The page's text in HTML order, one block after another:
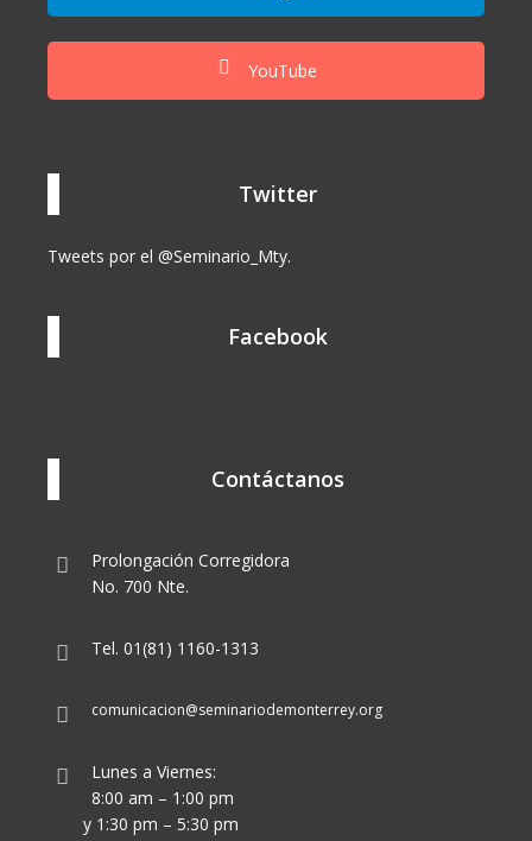
YouTube
Twitter
Tweets por el @Seminario_Mty.
Facebook
Contáctanos
Prolongación Corregidora
No. 700 Nte.
Tel. 01(81) 1160-1313
comunicacion@seminariodemonterrey.org
Lunes a Viernes:
8:00 am – 1:00 pm
y 1:30 pm – 5:30 pm